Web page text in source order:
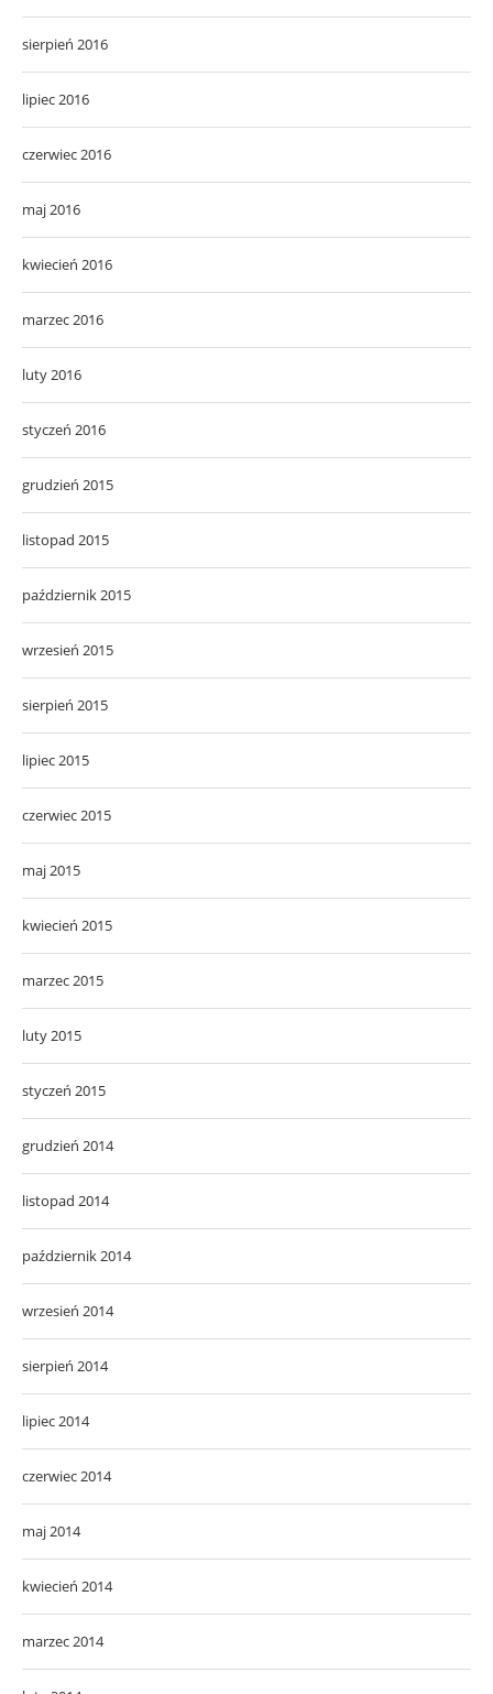
sierpień 2016
lipiec 2016
czerwiec 2016
maj 2016
kwiecień 2016
marzec 2016
luty 2016
styczeń 2016
grudzień 2015
listopad 2015
październik 2015
wrzesień 2015
sierpień 2015
lipiec 2015
czerwiec 2015
maj 2015
kwiecień 2015
marzec 2015
luty 2015
styczeń 2015
grudzień 2014
listopad 2014
październik 2014
wrzesień 2014
sierpień 2014
lipiec 2014
czerwiec 2014
maj 2014
kwiecień 2014
marzec 2014